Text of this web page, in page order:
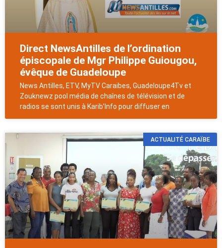
Direct NewsAntilles de l’ordination
épiscopale de Mgr Philippe Guiougou,
évêque de Guadeloupe
News Antilles, ETV, MyTV Caraibes, Guadeloupe4Tv et
Zouknewz pool média de chaînes de télévision et de
radios se sont unis à Karib’Info pour diffuser en
ACTUALITÉ CARAÏBE